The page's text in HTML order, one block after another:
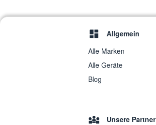
Allgemein
Alle Marken
Alle Geräte
Blog
Unsere Partner